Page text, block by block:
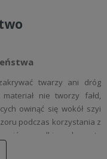
twarzy ani dróg
nie tworzy fałd,
owinąć się wokół szyi
podczas korzystania z
wszelkie elementy
które mogą stanowić